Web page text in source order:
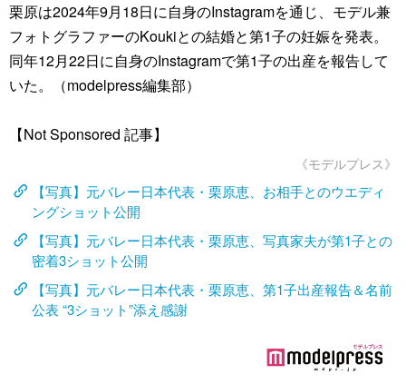
栗原は2024年9月18日に自身のInstagramを通じ、モデル兼
フォトグラファーのKoukiとの結婚と第1子の妊娠を発表。
同年12月22日に自身のInstagramで第1子の出産を報告して
いた。（modelpress編集部）
【Not Sponsored 記事】
《モデルプレス》
【写真】元バレー日本代表・栗原恵、お相手とのウエディ
ングショット公開
【写真】元バレー日本代表・栗原恵、写真家夫が第1子との
密着3ショット公開
【写真】元バレー日本代表・栗原恵、第1子出産報告＆名前
公表 “3ショット”添え感謝